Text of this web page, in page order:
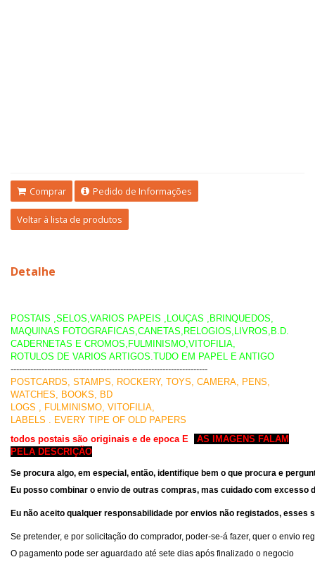
Comprar Pedido de Informações
Voltar à lista de produtos
Detalhe
POSTAIS ,SELOS,VARIOS PAPEIS ,LOUÇAS ,BRINQUEDOS,
MAQUINAS FOTOGRAFICAS,CANETAS,RELOGIOS,LIVROS,B.D.
CADERNETAS E CROMOS,FULMINISMO,VITOFILIA,
ROTULOS DE VARIOS ARTIGOS.TUDO EM PAPEL E ANTIGO
----------------------------------------------------------------------
POSTCARDS, STAMPS, ROCKERY, TOYS, CAMERA, PENS,
WATCHES, BOOKS, BD
LOGS , FULMINISMO, VITOFILIA,
LABELS . EVERY TIPE OF OLD PAPERS
todos postais são originais e de epoca E
AS IMAGENS FALAM
PELA DESCRIÇÃO
Se procura algo, em especial, então, identifique bem o que procura e
Eu posso combinar o envio de outras compras, mas cuidado com excesso
Eu não aceito qualquer responsabilidade por envios não registados, esses
Se pretender, e por solicitação do comprador, poder-se-á fazer, quer o envio
O pagamento pode ser aguardado até sete dias após finalizado o negocio